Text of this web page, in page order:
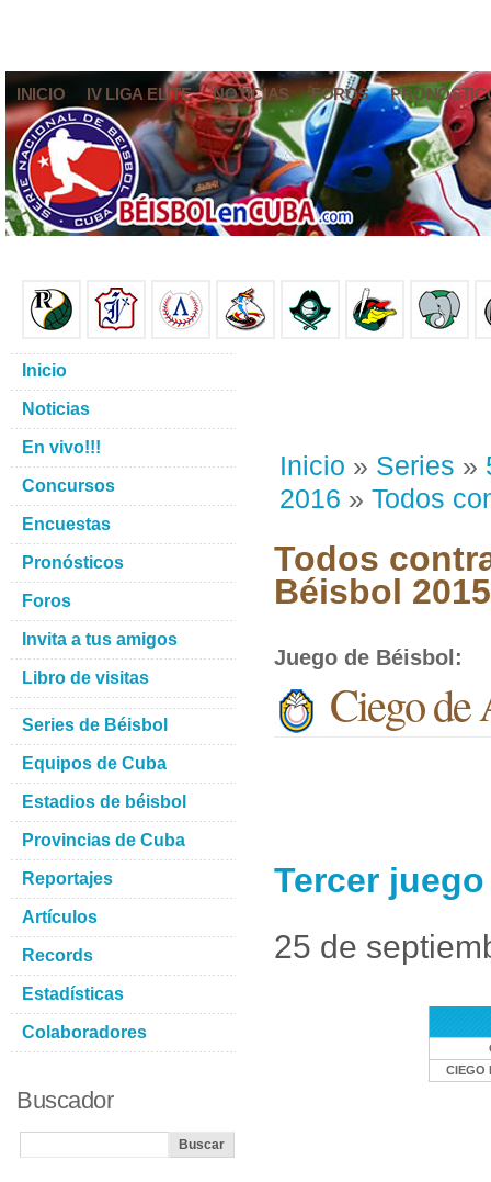
INICIO IV LIGA ELITE NOTICIAS FOROS
Inicio » Series »
2016 » Todos
Todos
Béisbol
Juego de Béisbol :
Ciego de
Tercer
25 de
CIEGO
Inicio
Noticias
En vivo!!!
Concursos
Encuestas
Pronósticos
Foros
Invita a tus amigos
Libro de visitas
Series de Béisbol
Equipos de Cuba
Estadios de béisbol
Provincias de Cuba
Reportajes
Artículos
Records
Estadísticas
Colaboradores
Buscador